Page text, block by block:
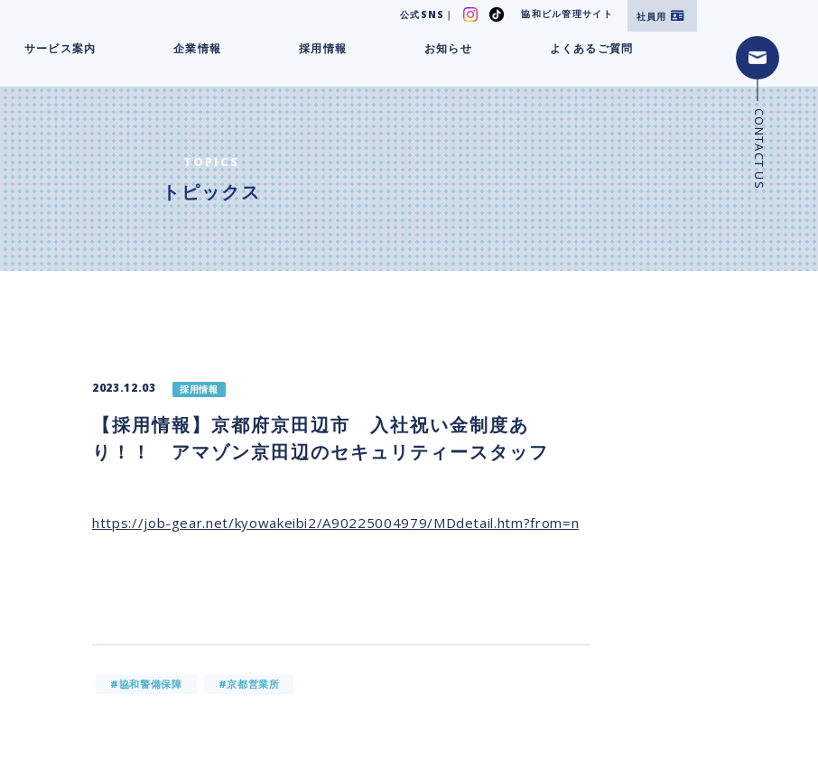
公式SNS｜ 協和ビル管理サイト 社員用
ツ
へ
ス
キ
ッ
プ
サービス案内 企業情報 採用情報 お知らせ よくあるご質問
TOPICS
トピックス
2023.12.03 採用情報
【採用情報】京都府京田辺市 入社祝い金制度あ
り！！ アマゾン京田辺のセキュリティースタッフ
https://job-gear.net/kyowakeibi2/A90225004979/MDdetail.htm?from=n
#協和警備保障 #京都営業所